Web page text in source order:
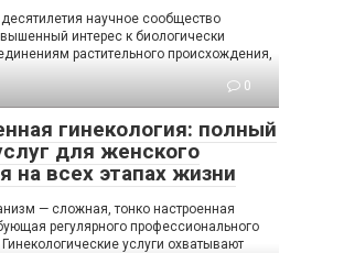
научное сообщество
интерес к биологически
растительного происхождения,
0
гинекология: полный
для женского
на всех этапах жизни
— сложная, тонко настроенная
регулярного профессионального
услуги охватывают